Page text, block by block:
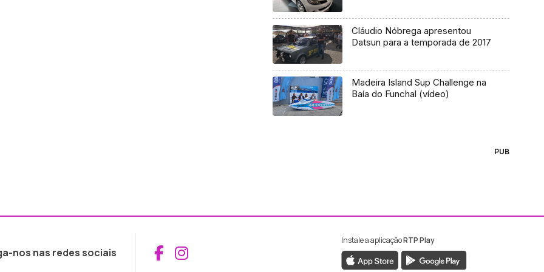
Cláudio Nóbrega apresentou
Datsun para a temporada de 2017
Madeira Island Sup Challenge na
Baía do Funchal (vídeo)
PUB
nos nas redes sociais Aceder ao Facebook da RTP Madeira
Aceder ao Instagram da RTP Madeira
Instale a aplicaçãoRTP Play